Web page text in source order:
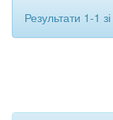
Результати 1-1